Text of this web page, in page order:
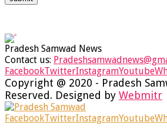
Pradesh Samwad News
Contact us:
FacebookTwitterInstagramYoutube
Copyright @ 2020 - Pradesh
Reserved. Designed by Webmitr
FacebookTwitterInstagramYoutube